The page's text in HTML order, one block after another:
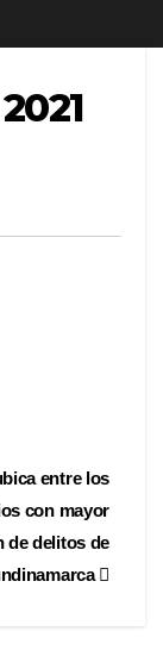
entre los
con mayor
de delitos de